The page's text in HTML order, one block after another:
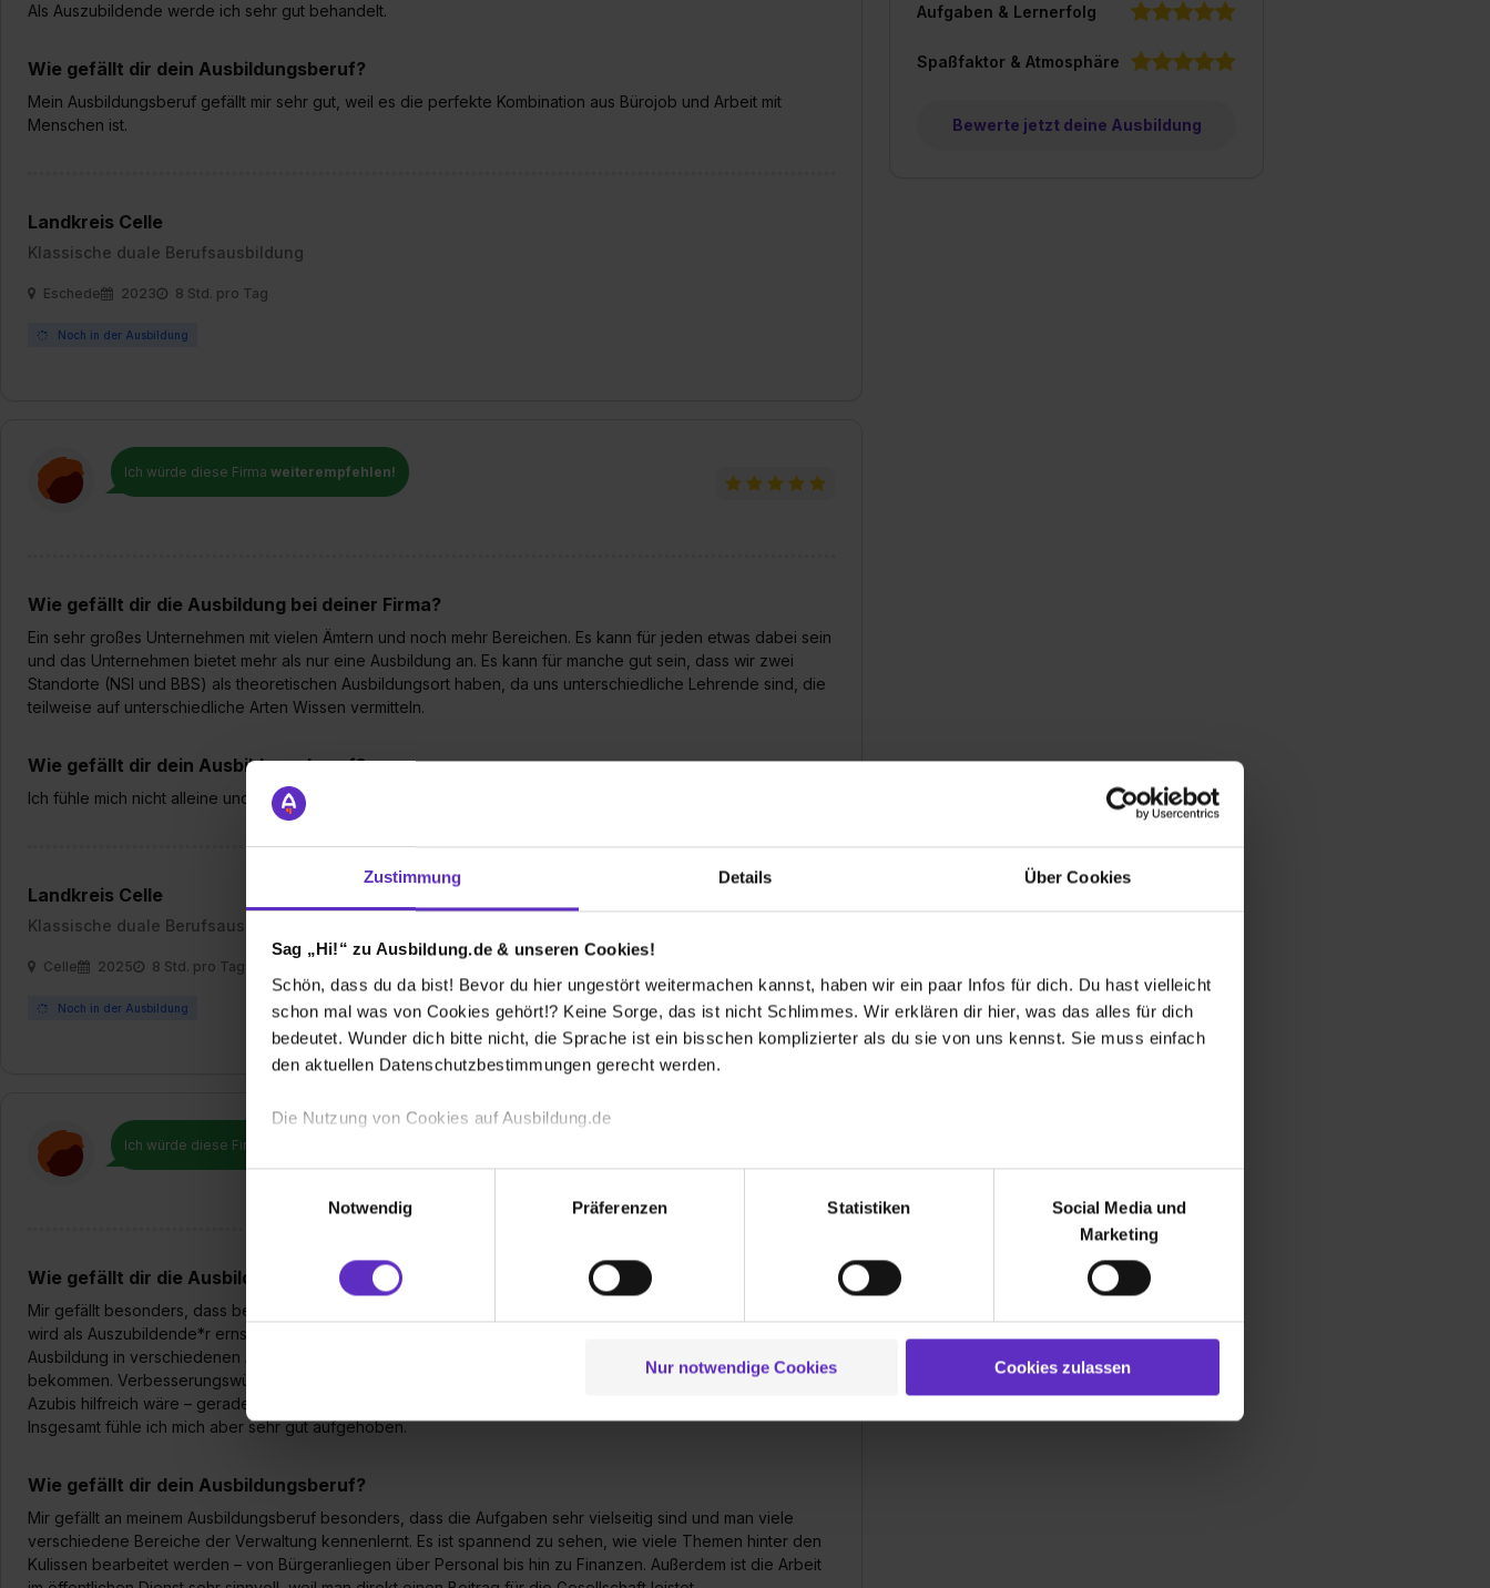
Zustimmung Details Über Cookies
Sag „Hi!“ zu Ausbildung.de & unseren Cookies!
Schön, dass du da bist! Bevor du hier ungestört weitermachen kannst, haben wir ein paar Infos für dich. Du hast vielleicht
schon mal was von Cookies gehört!? Keine Sorge, das ist nicht Schlimmes. Wir erklären dir hier, was das alles für dich
bedeutet. Wunder dich bitte nicht, die Sprache ist ein bisschen komplizierter als du sie von uns kennst. Sie muss einfach
den aktuellen Datenschutzbestimmungen gerecht werden.
Die Nutzung von Cookies auf Ausbildung.de
Wir verwenden Cookies zur technischen Funktion unserer Webseite („Notwendig“), um von dir bei Benutzung der
Webseite getroffenen Einstellungen zu speichern ( „Präferenzen“), die Zugriffe auf unsere Webseite zu analysieren
(„Statistiken“), um Informationen zu deiner Verwendung unserer Website an unsere Partner für soziale Medien, Werbung
und Analysen weiterzugeben und um Inhalte und Anzeigen zu personalisieren („Social Media und Marketing“). Unsere
Partner führen diese Informationen möglicherweise mit weiteren Daten zusammen, die du ihnen bereitgestellt hast oder die
zu. . In diesem Fall sowie bei der separaten Aktivierung von „Social Media und Marketing“ bist du auch damit
einverstanden, dass dir nach Setzen der Cookies externe Inhalte (z.B. Videos oder Posts) angezeigt und hierfür
Erlaubnis hierfür kannst du auch später noch im Einzelfall bei dem jeweiligen Inhalt erteilen. Willst du nur bestimmte
Einwilligung zur Platzierung von Cookies der Kategorien „Präferenzen“, „Statistiken“ und „Social Media und Marketing“
umfasst hierbei die Einwilligung zur Übermittlung deiner Daten in die USA (Art. 49 Abs. 1 S. 1 lit. a) DS-GVO). Die USA
verfügen über kein angemessenes Datenschutzniveau (EuGH – Schrems II). Du kannst die von dir erteilte Einwilligung
jederzeit mit Wirkung für die Zukunft ganz oder teilweise über unsere Datenschutzerklärung unter dem Punkt
Notwendig
Präferenzen Statistiken
Social Media und
Marketing
Nur notwendige Cookies Cookies zulassen
Als Auszubildende werde ich sehr gut behandelt.
Wie gefällt dir dein Ausbildungsberuf?
Mein Ausbildungsberuf gefällt mir sehr gut, weil es die perfekte Kombination aus Bürojob und Arbeit mit
Menschen ist.
Landkreis Celle
Klassische duale Berufsausbildung
Eschede 2023 8 Std. pro Tag
Noch in der Ausbildung
Ich würde diese Firma weiterempfehlen!
Wie gefällt dir die Ausbildung bei deiner Firma?
Ein sehr großes Unternehmen mit vielen Ämtern und noch mehr Bereichen. Es kann für jeden etwas dabei sein
und das Unternehmen bietet mehr als nur eine Ausbildung an. Es kann für manche gut sein, dass wir zwei
Standorte (NSI und BBS) als theoretischen Ausbildungsort haben, da uns unterschiedliche Lehrende sind, die
teilweise auf unterschiedliche Arten Wissen vermitteln.
Wie gefällt dir dein Ausbildungsberuf?
Ich fühle mich nicht alleine und kann jeder Zeit jeden Fragen.
Landkreis Celle
Klassische duale Berufsausbildung
Celle 2025 8 Std. pro Tag
Noch in der Ausbildung
Ich würde diese Firma
Wie gefällt dir die Ausbildung bei deiner Firma?
Mir gefällt besonders, dass beim Landkreis Celle ein freundlicher und respektvoller Umgang herrscht. Man
wird als Auszubildende*r ernst genommen und in viele Aufgaben aktiv eingebunden. Auch die strukturierte
Ausbildung in verschiedenen Ämtern ist sehr hilfreich, um einen umfassenden Einblick in die Verwaltung zu
bekommen. Verbesserungswürdig wäre, dass in manchen Fachbereichen ein strukturierter Ablaufplan für
Azubis hilfreich wäre – gerade zu Beginn fällt es sonst manchmal schwer, den Überblick zu behalten.
Insgesamt fühle ich mich aber sehr gut aufgehoben.
Wie gefällt dir dein Ausbildungsberuf?
Mir gefällt an meinem Ausbildungsberuf besonders, dass die Aufgaben sehr vielseitig sind und man viele
verschiedene Bereiche der Verwaltung kennenlernt. Es ist spannend zu sehen, wie viele Themen hinter den
Kulissen bearbeitet werden – von Bürgeranliegen über Personal bis hin zu Finanzen. Außerdem ist die Arbeit
Aufgaben & Lernerfolg
Spaßfaktor & Atmosphäre
Bewerte jetzt deine Ausbildung